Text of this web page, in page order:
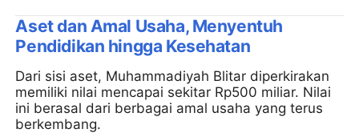
Aset dan Amal Usaha, Menyentuh
Pendidikan hingga Kesehatan
Dari sisi aset, Muhammadiyah Blitar diperkirakan
memiliki nilai mencapai sekitar Rp500 miliar. Nilai
ini berasal dari berbagai amal usaha yang terus
berkembang.